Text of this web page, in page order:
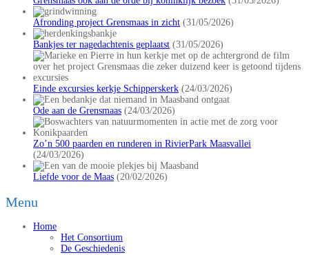
Afronding project Grensmaas in zicht (31/05/2026)
Bankjes ter nagedachtenis geplaatst (31/05/2026)
Einde excursies kerkje Schipperskerk (24/03/2026)
Ode aan de Grensmaas (24/03/2026)
Zo’n 500 paarden en runderen in RivierPark Maasvallei
(24/03/2026)
Liefde voor de Maas (20/02/2026)
Menu
Home
Het Consortium
De Geschiedenis